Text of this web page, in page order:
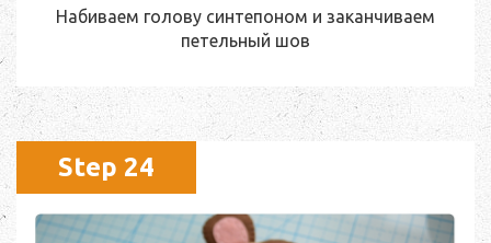
Набиваем голову синтепоном и заканчиваем
петельный шов
Step 24